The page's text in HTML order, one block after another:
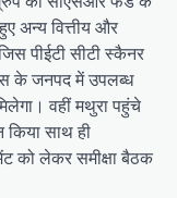
अन्य वित्तीय और
पीईटी सीटी स्कैनर
के जनपद में उपलब्ध
वहीं मथुरा पहुंचे
किया साथ ही
को लेकर समीक्षा बैठक